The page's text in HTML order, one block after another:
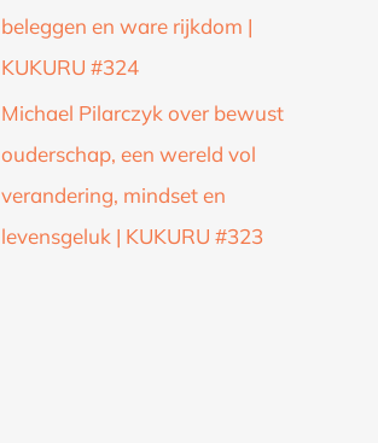
beleggen en ware rijkdom |
KUKURU #324
Michael Pilarczyk over bewust
ouderschap, een wereld vol
verandering, mindset en
levensgeluk | KUKURU #323